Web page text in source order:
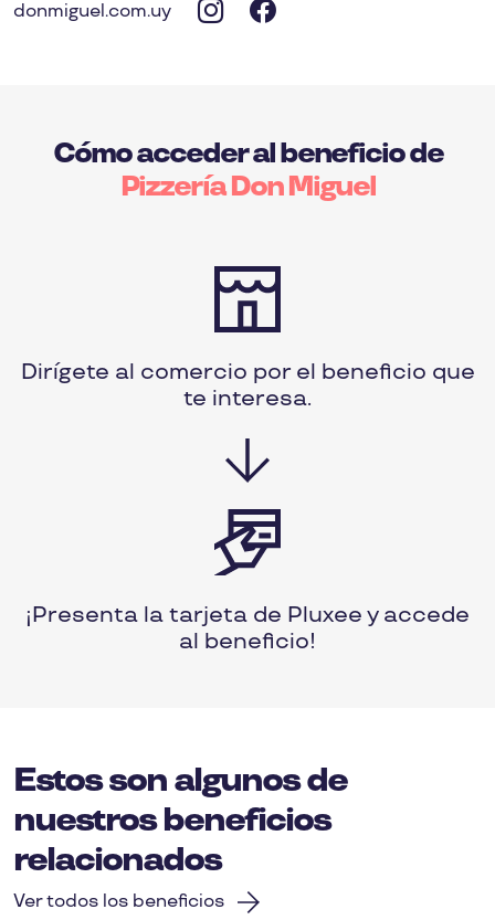
donmiguel.com.uy
Cómo acceder al beneficio de
Pizzería Don Miguel
Dirígete al comercio por el beneficio que
te interesa.
¡Presenta la tarjeta de Pluxee y accede
al beneficio!
Estos son algunos de
nuestros beneficios
relacionados
Ver todos los beneficios